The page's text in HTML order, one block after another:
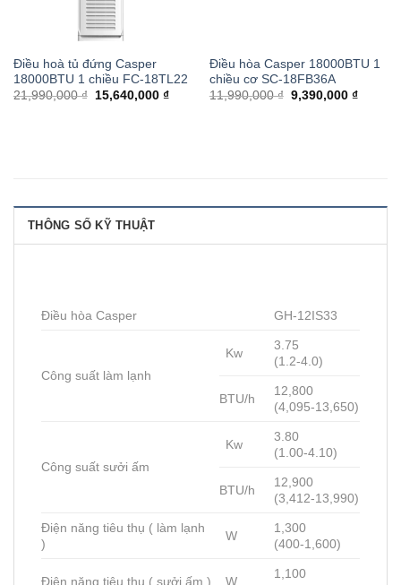
Điều hoà tủ đứng Casper
18000BTU 1 chiều FC-18TL22
21,990,000 ₫ 15,640,000 ₫
Điều hòa Casper 18000BTU 1
chiều cơ SC-18FB36A
11,990,000 ₫ 9,390,000 ₫
THÔNG SỐ KỸ THUẬT
Điều hòa Casper GH-12IS33
Công suất làm lạnh
Kw
3.75
(1.2-4.0)
BTU/h
12,800
(4,095-13,650)
Công suất sưởi ấm
Kw
3.80
(1.00-4.10)
BTU/h
12,900
(3,412-13,990)
Điện năng tiêu thụ ( làm lạnh
)
W
1,300
(400-1,600)
Điện năng tiêu thụ ( sưởi ấm ) W
1,100